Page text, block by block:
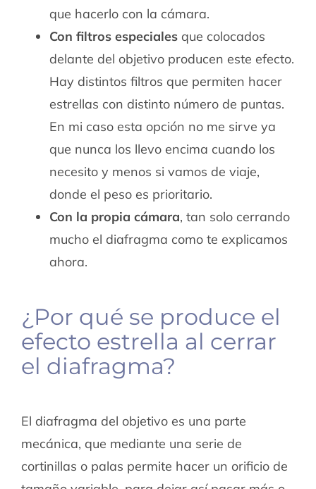
que hacerlo con la cámara.
Con filtros especialesque colocados
delante del objetivo producen este efecto.
Hay distintos filtros que permiten hacer
estrellas con distinto número de puntas.
En mi caso esta opción no me sirve ya
que nunca los llevo encima cuando los
necesito y menos si vamos de viaje,
donde el peso es prioritario.
Con la propia cámara, tan solo cerrando
mucho el diafragma como te explicamos
ahora.
¿Por qué se produce el
efecto estrella al cerrar
el diafragma?
El diafragma del objetivo es una parte
mecánica, que mediante una serie de
cortinillas o palas permite hacer un orificio de